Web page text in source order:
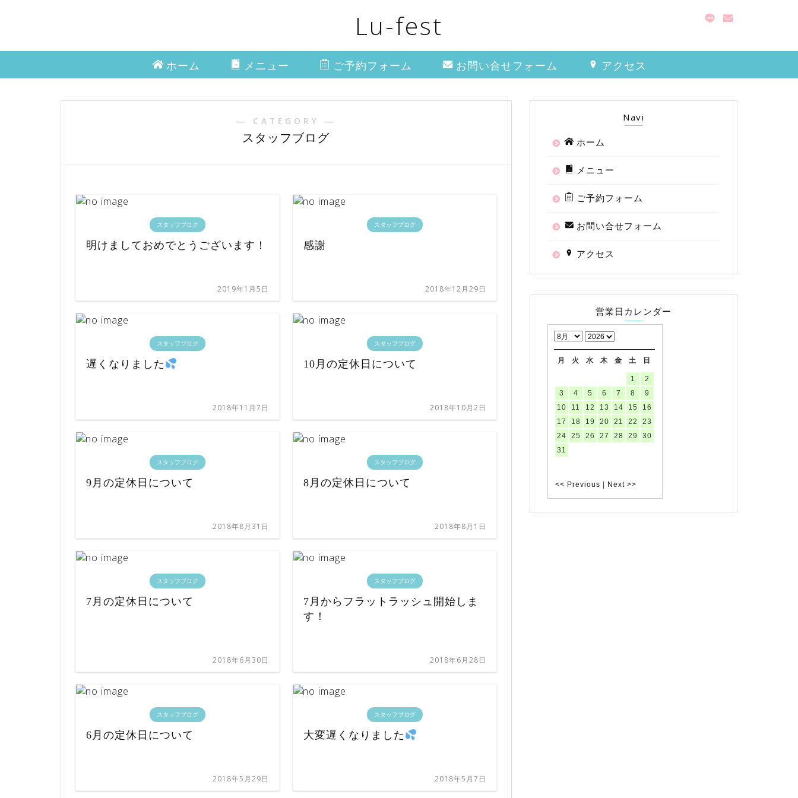
Lu-fest
ホーム メニュー ご予約フォーム お問い合せフォーム アクセス
― CATEGORY ―
スタッフブログ
スタッフブログ
明けましておめでとうございます！
2019年1月5日
スタッフブログ
感謝
2018年12月29日
スタッフブログ
遅くなりました
2018年11月7日
スタッフブログ
10月の定休日について
2018年10月2日
スタッフブログ
9月の定休日について
2018年8月31日
スタッフブログ
8月の定休日について
2018年8月1日
スタッフブログ
7月の定休日について
2018年6月30日
スタッフブログ
7月からフラットラッシュ開始しま
す！
2018年6月28日
スタッフブログ
6月の定休日について
2018年5月29日
スタッフブログ
大変遅くなりました
2018年5月7日
Navi
ホーム
メニュー
ご予約フォーム
お問い合せフォーム
アクセス
営業日カレンダー
月 火 水 木 金 土 日
<< Previous Next >>
1
2
3
4 5 6 7 8
9
10
11 12 13 14 15
16
17
18 19 20 21 22
23
24
25 26 27 28 29
30
31